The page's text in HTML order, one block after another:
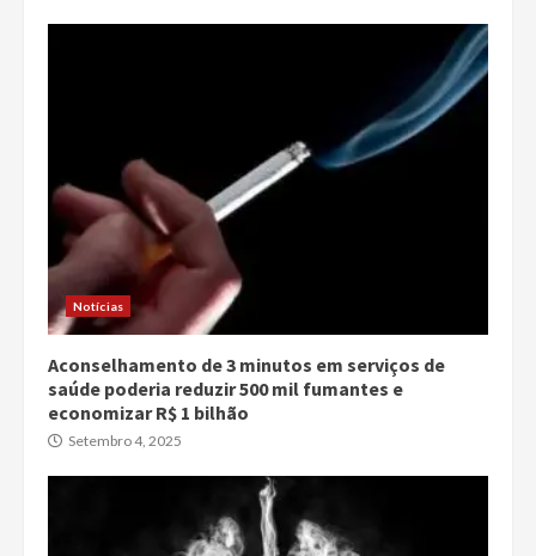
Notícias
Aconselhamento de 3 minutos em serviços de
saúde poderia reduzir 500 mil fumantes e
economizar R$ 1 bilhão
Setembro 4, 2025